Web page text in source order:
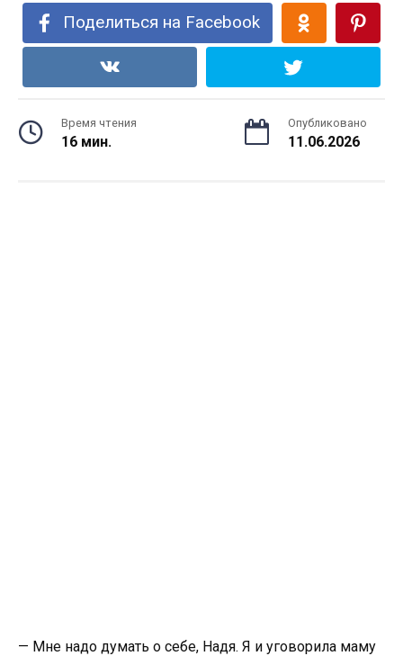
Поделиться на Facebook
Время чтения
16 мин.
Опубликовано
11.06.2026
— Мне надо думать о себе, Надя. Я и уговорила маму